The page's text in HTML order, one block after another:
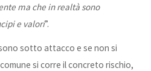
ma che in realtà sono
e valori”.
sotto attacco e se non si
si corre il concreto rischio,